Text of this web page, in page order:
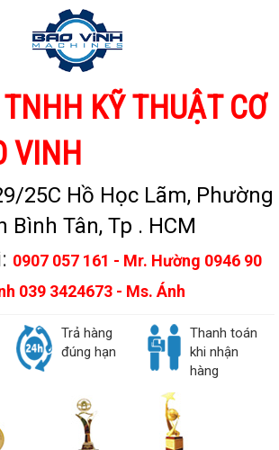
KỸ THUẬT CƠ
VINH
25C Hồ Học Lãm, Phường
Bình Tân, Tp . HCM
0907 057 161 - Mr. Hường 0946 90
039 3424673 - Ms. Ánh
Trả hàng
đúng hạn
Thanh toán
khi nhận
hàng